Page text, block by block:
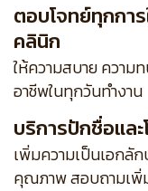
ตอบโจทย์ทุกการ
คลินิก
ให้ความสบาย ควา
อาชีพในทุกวันทำงาน
บริการปักชื่อแล
เพิ่มความเป็นเอก
คุณภาพ สอบถามเพิ่